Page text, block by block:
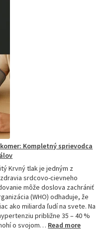
Kompletný sprievodca
Krvný tlak je jedným z
srdcovo-cievneho
môže doslova zachrániť
(WHO) odhaduje, že
ako miliarda ľudí na svete. Na
približne 35 – 40 %
o svojom… Read more: